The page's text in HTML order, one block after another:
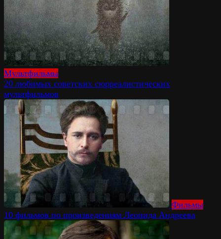
Мультфильмы
20 любимых советских сюрреалистических
мультфильмов
Фильмы
10 фильмов по произведениям Леонида Андреева